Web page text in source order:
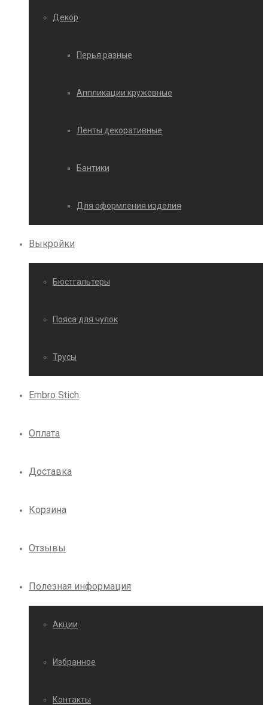
Декор
Перья разные
Аппликации кружевные
Ленты декоративные
Бантики
Для оформления изделия
Выкройки
Бюстгальтеры
Пояса для чулок
Трусы
Embro Stich
Оплата
Доставка
Корзина
Отзывы
Полезная информация
Акции
Избранное
Контакты